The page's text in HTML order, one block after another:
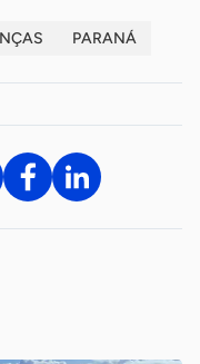
PARANÁ